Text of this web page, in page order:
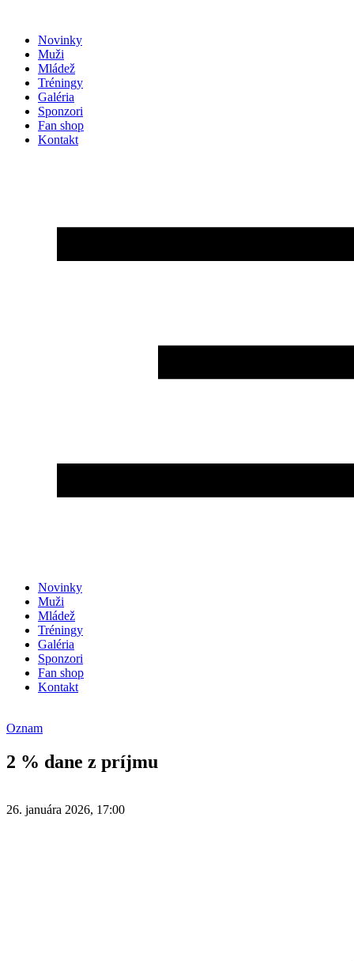
obsah
Novinky
Muži
Mládež
Tréningy
Galéria
Sponzori
Fan shop
Kontakt
Novinky
Muži
Mládež
Tréningy
Galéria
Sponzori
Fan shop
Kontakt
Oznam
2 % dane z príjmu
26. januára 2026, 17:00